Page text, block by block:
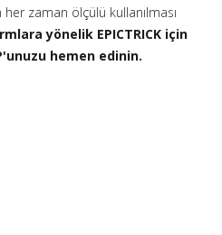
her zaman ölçülü kullanılması
yönelik EPICTRICK için
hemen edinin.